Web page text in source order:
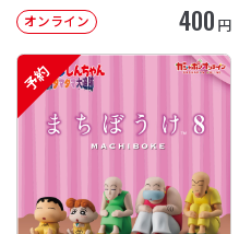
オンライン 400 円
予約